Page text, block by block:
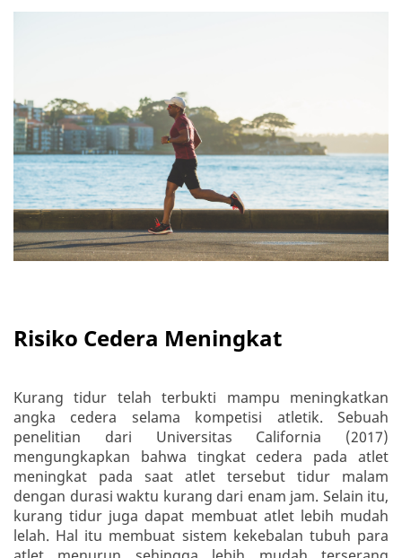
Risiko Cedera Meningkat
Kurang tidur telah terbukti mampu meningkatkan
angka cedera selama kompetisi atletik. Sebuah
penelitian dari Universitas California (2017)
mengungkapkan bahwa tingkat cedera pada atlet
meningkat pada saat atlet tersebut tidur malam
dengan durasi waktu kurang dari enam jam. Selain itu,
kurang tidur juga dapat membuat atlet lebih mudah
lelah. Hal itu membuat sistem kekebalan tubuh para